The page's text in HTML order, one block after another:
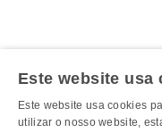
Este website usa
Este website usa cookies
utilizar o nosso website,